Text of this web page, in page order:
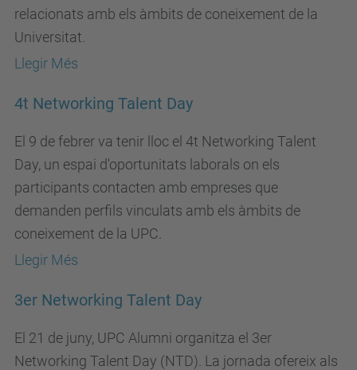
relacionats amb els àmbits de coneixement de la
Universitat.
Llegir Més
4t Networking Talent Day
El 9 de febrer va tenir lloc el 4t Networking Talent
Day, un espai d'oportunitats laborals on els
participants contacten amb empreses que
demanden perfils vinculats amb els àmbits de
coneixement de la UPC.
Llegir Més
3er Networking Talent Day
El 21 de juny, UPC Alumni organitza el 3er
Networking Talent Day (NTD). La jornada ofereix als